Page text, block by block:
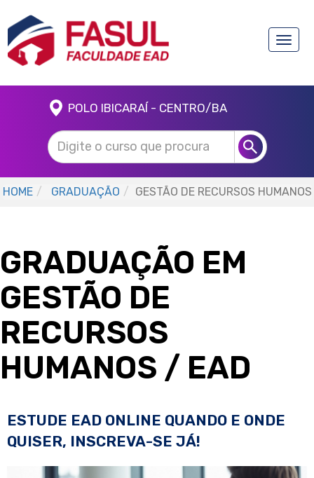
Toggle
POLO IBICARAÍ - CENTRO/BA
HOME GRADUAÇÃO GESTÃO DE RECURSOS HUMANOS
GRADUAÇÃO EM
GESTÃO DE
RECURSOS
HUMANOS / EAD
ESTUDE EAD ONLINE QUANDO E ONDE
QUISER, INSCREVA-SE JÁ!